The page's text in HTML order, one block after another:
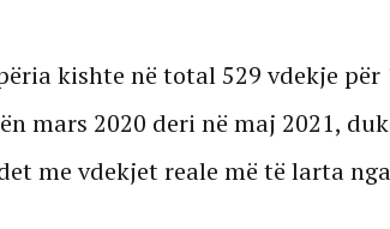
kishte në total 529 vdekje për
mars 2020 deri në maj 2021,
me vdekjet reale më të larta